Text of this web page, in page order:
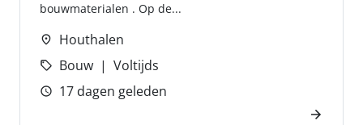
bouwmaterialen . Op de...
Houthalen
Bouw
Voltijds
17 dagen geleden